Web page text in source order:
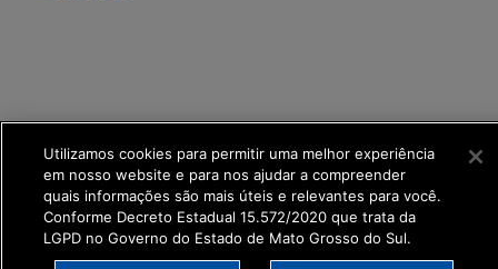
Utilizamos cookies para permitir uma melhor experiência
em nosso website e para nos ajudar a compreender
quais informações são mais úteis e relevantes para você.
Conforme Decreto Estadual 15.572/2020 que trata da
LGPD no Governo do Estado de Mato Grosso do Sul.